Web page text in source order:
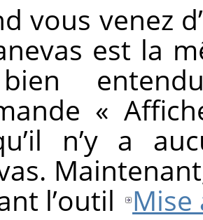
vous venez
est la
«
n’y a
l’outil Mise